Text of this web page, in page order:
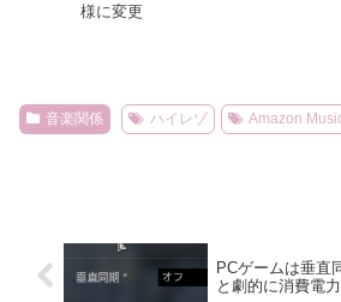
様に変更
音楽関係 ハイレゾ Amazon
PCゲームは垂直
と劇的に消費電